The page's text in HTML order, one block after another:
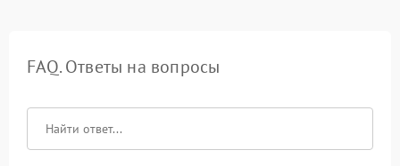
FAQ. Ответы на вопросы